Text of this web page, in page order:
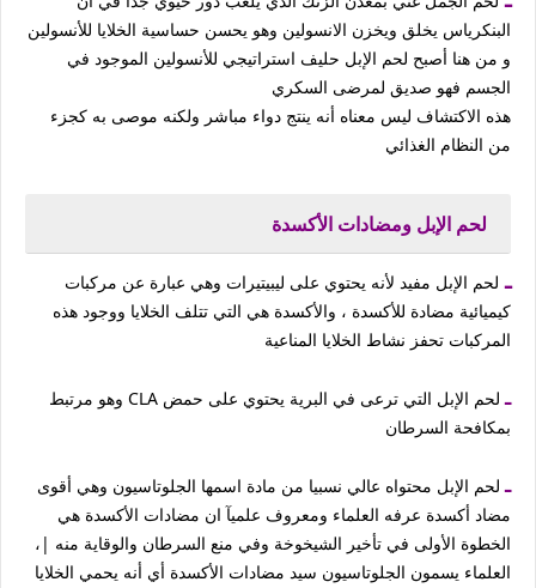
البنكرياس يخلق ويخزن الانسولين وهو يحسن حساسية الخلايا للأنسولين
و من هنا أصبح لحم الإبل حليف استراتيجي للأنسولين الموجود في
الجسم فهو صديق لمرضى السكري
هذه الاكتشاف ليس معناه أنه ينتج دواء مباشر ولكنه موصى به كجزء
من النظام الغذائي
لحم الإبل ومضادات الأكسدة
ـ لحم الإبل مفيد لأنه يحتوي على ليبيتيرات وهي عبارة عن مركبات
كيميائية مضادة للأكسدة ، والأكسدة هي التي تتلف الخلايا ووجود هذه
المركبات تحفز نشاط الخلايا المناعية
ـ
لحم الإبل التي ترعى في البرية يحتوي على حمض CLA وهو مرتبط
بمكافحة السرطان
ـلحم الإبل محتواه عالي نسبيا من مادة اسمها الجلوتاسيون وهي أقوى
مضاد أكسدة عرفه العلماء ومعروف علميآ ان مضادات الأكسدة هي
الخطوة الأولى في تأخير الشيخوخة وفي منع السرطان والوقاية منه |،
العلماء يسمون الجلوتاسيون سيد مضادات الأكسدة أي أنه يحمي الخلايا